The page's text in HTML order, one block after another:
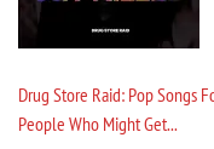
Drug Store Raid: Pop Songs
People Who Might Get...